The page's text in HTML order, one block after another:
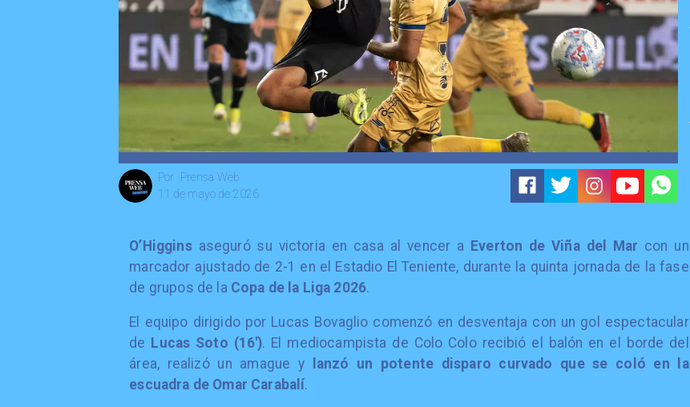
Prensa Web
Por
11 de mayo de 2026
O’Higginsaseguró su victoria en casa al vencer a Everton de Viña del Mar con un
marcador ajustado de 2-1 en el Estadio El Teniente, durante la quinta jornada de la fase
de grupos de la Copa de la Liga 2026.
El equipo dirigido por Lucas Bovaglio comenzó en desventaja con un gol espectacular
de Lucas Soto (16′). El mediocampista de Colo Colo recibió el balón en el borde del
área, realizó un amague y
lanzó un potente disparo curvado que se coló en la
escuadra de Omar Carabalí.